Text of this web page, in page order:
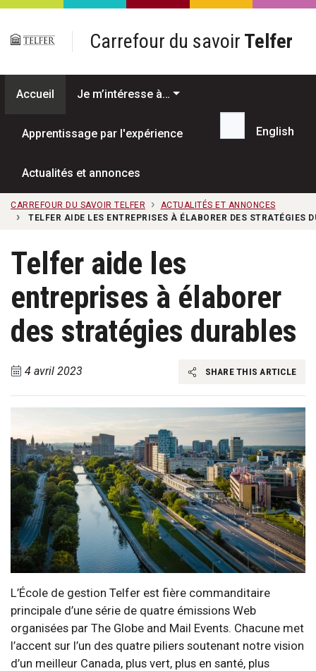
Passer au contenu principal
Carrefour du savoir Telfer
Accueil Je m’intéresse à…
Apprentissage par l'expérience
Actualités et annonces
Recherche...
English
CARREFOUR DU SAVOIR TELFER
ACTUALITÉS ET ANNONCES
TELFER AIDE LES ENTREPRISES À ÉLABORER DES STRATÉGIES
Telfer aide les
entreprises à élaborer
des stratégies durables
4 avril 2023 SHARE THIS ARTICLE
L’École de gestion Telfer est fière commanditaire
principale d’une série de quatre émissions Web
organisées par The Globe and Mail Events. Chacune met
l’accent sur l’un des quatre piliers soutenant notre vision
d’un meilleur Canada, plus vert, plus en santé, plus